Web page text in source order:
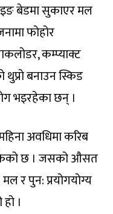
बेडमा सुकाएर मल
फोहोर
कम्प्याक्ट
बनाउन स्किड
भइरहेका छन् ।
अवधिमा करिब
छ । जसको औसत
र पुन: प्रयोगयोग्य
।